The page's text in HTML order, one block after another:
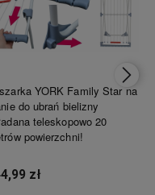
muszę powiedzieć, że jest lepsza niż
usuwa zaschnięty tłuszcz, przypalone
YORK Family Star na
do ubrań bielizny
teleskopowo 20
powierzchni!
zł